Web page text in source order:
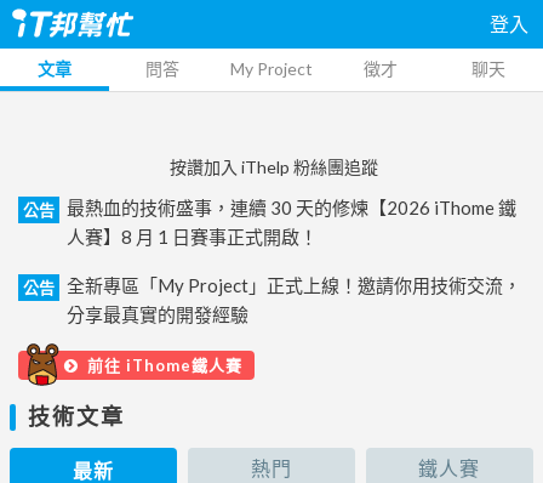
登入
文章 問答 My Project 徵才 聊天
按讚加入 iThelp 粉絲團追蹤
公告
最熱血的技術盛事，連續 30 天的修煉【2026 iThome 鐵
人賽】8 月 1 日賽事正式開啟！
公告
全新專區「My Project」正式上線！邀請你用技術交流，
分享最真實的開發經驗
前往 iThome鐵人賽
技術文章
最新 熱門 鐵人賽